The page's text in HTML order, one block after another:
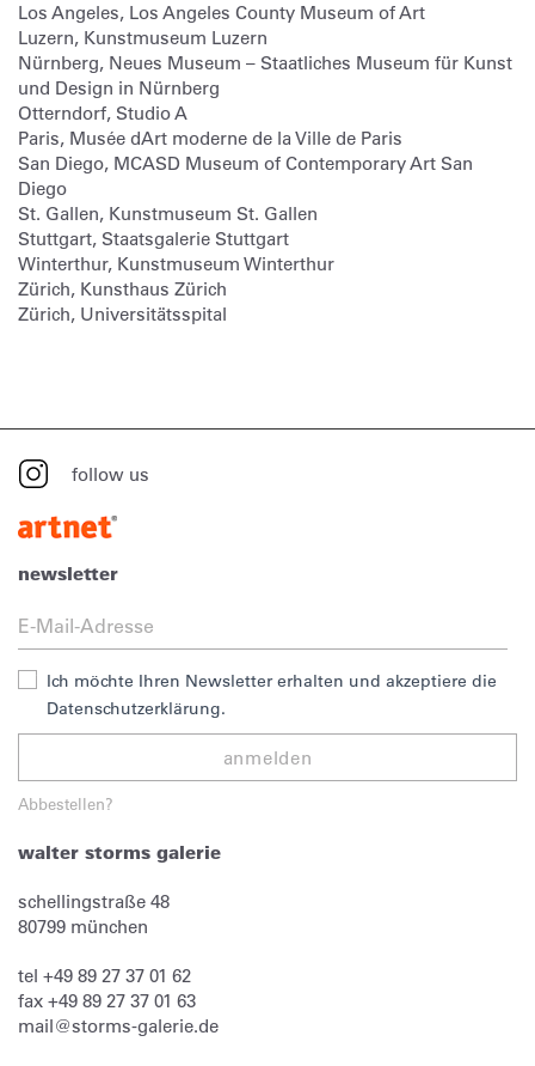
Los Angeles, Los Angeles County Museum of Art
Luzern, Kunstmuseum Luzern
Nürnberg, Neues Museum – Staatliches Museum für Kunst
und Design in Nürnberg
Otterndorf, Studio A
Paris, Musée dArt moderne de la Ville de Paris
San Diego, MCASD Museum of Contemporary Art San
Diego
St. Gallen, Kunstmuseum St. Gallen
Stuttgart, Staatsgalerie Stuttgart
Winterthur, Kunstmuseum Winterthur
Zürich, Kunsthaus Zürich
Zürich, Universitätsspital
follow us
newsletter
Ich möchte Ihren Newsletter erhalten und akzeptiere die
Datenschutzerklärung.
anmelden
Abbestellen?
walter storms galerie
schellingstraße 48
80799 münchen
tel +49 89 27 37 01 62
fax +49 89 27 37 01 63
mail@storms-galerie.de